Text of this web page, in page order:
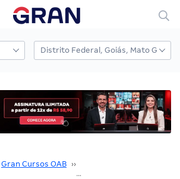
Gran Cursos OAB ››